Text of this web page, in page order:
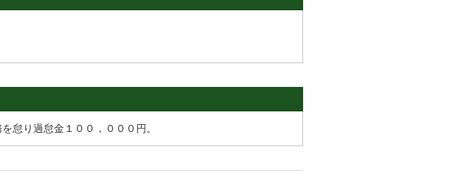
怠り過怠金１００，０００円。